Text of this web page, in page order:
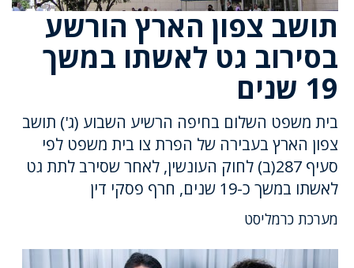
תושב צפון הארץ הורשע
בסירוב גט לאשתו במשך
19 שנים
בית משפט השלום בחיפה הרשיע השבוע (ג') תושב
צפון הארץ בעבירה של הפרת צו בית משפט לפי
סעיף 287(ב) לחוק העונשין, לאחר שסירב לתת גט
לאשתו במשך כ-19 שנים, חרף פסקי דין
מערכת כרמליסט